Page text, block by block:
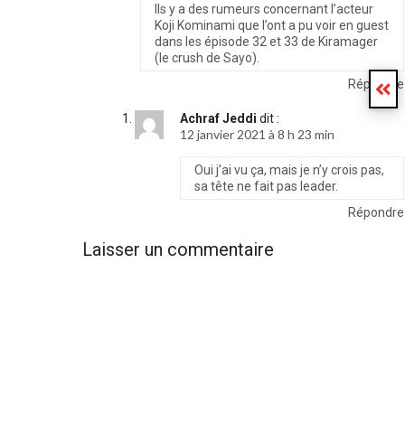
Ils y a des rumeurs concernant l’acteur
Koji Kominami que l’ont a pu voir en guest
dans les épisode 32 et 33 de Kiramager
(le crush de Sayo).
Répondre
Achraf Jeddi dit :
12 janvier 2021 à 8 h 23 min
Oui j’ai vu ça, mais je n’y crois pas,
sa tête ne fait pas leader.
Répondre
Laisser un commentaire